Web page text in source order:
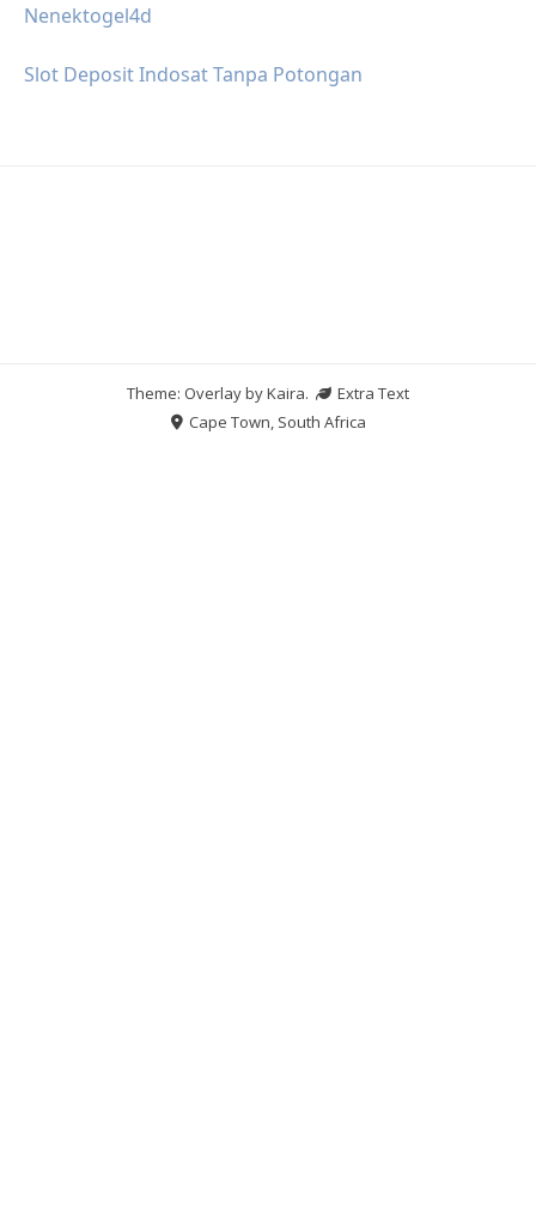
Nenektogel4d
Slot Deposit Indosat Tanpa Potongan
Theme: Overlay byKaira.
Extra Text
Cape Town, South Africa